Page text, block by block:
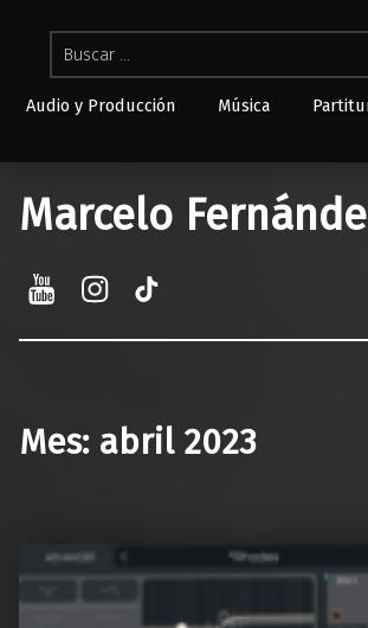
Buscar:
Audio y Producción Música
Marcelo
YouTube
Mes: abril 2023